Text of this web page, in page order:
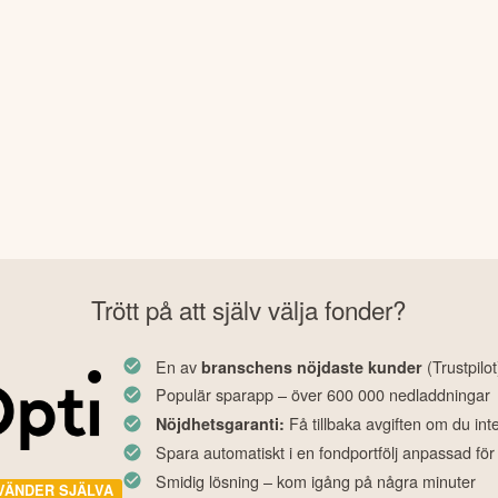
Trött på att själv välja fonder?
SJÄLVA
En avbranschens nöjdaste kunder
Populär sparapp – över 600 000 nedladdningar
Nöjdhetsgaranti: Få tillbaka avgiften om du
Spara automatiskt i en fondportfölj anpassad för
Smidig lösning – kom igång på några minuter